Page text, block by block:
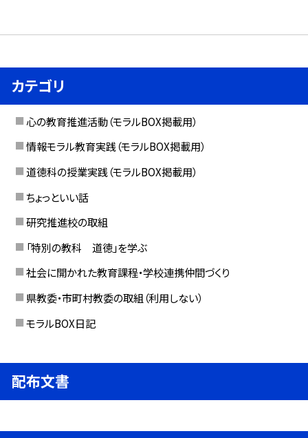
カテゴリ
心の教育推進活動（モラルBOX掲載用）
情報モラル教育実践（モラルBOX掲載用）
道徳科の授業実践（モラルBOX掲載用）
ちょっといい話
研究推進校の取組
「特別の教科 道徳」を学ぶ
社会に開かれた教育課程・学校連携仲間づくり
県教委・市町村教委の取組（利用しない）
モラルBOX日記
配布文書